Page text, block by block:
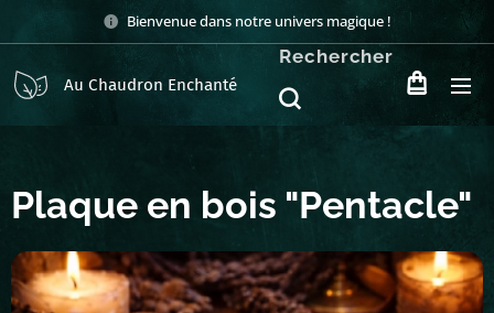
Bienvenue dans notre univers magique !
Au Chaudron Enchanté
Rechercher
Plaque en bois "Pentacle"